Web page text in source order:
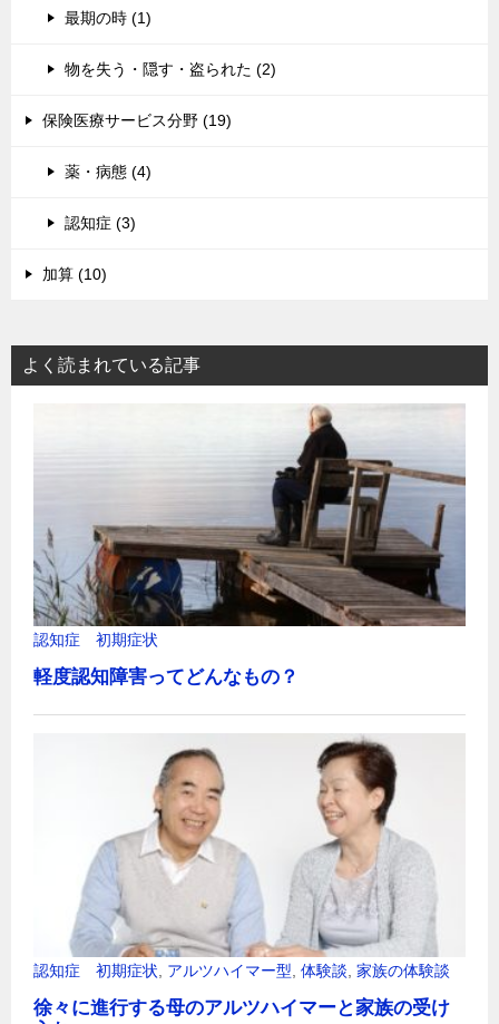
最期の時 (1)
物を失う・隠す・盗られた (2)
保険医療サービス分野 (19)
薬・病態 (4)
認知症 (3)
加算 (10)
よく読まれている記事